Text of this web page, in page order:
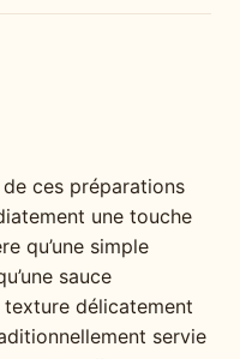
de ces préparations
une touche
qu’une simple
sauce
délicatement
servie